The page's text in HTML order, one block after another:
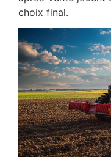
choix final.